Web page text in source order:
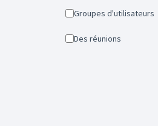
Groupes d'utilisateurs
Des réunions